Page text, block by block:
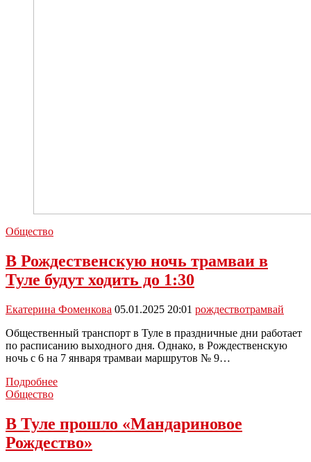
Общество
В Рождественскую ночь трамваи в
Туле будут ходить до 1:30
Екатерина Фоменкова 05.01.2025 20:01 рождествотрамвай
Общественный транспорт в Туле в праздничные дни работает
по расписанию выходного дня. Однако, в Рождественскую
ночь с 6 на 7 января трамваи маршрутов № 9…
ПодробнееВ
в
Туле
Общество
В Туле прошло «Мандариновое
Рождество»